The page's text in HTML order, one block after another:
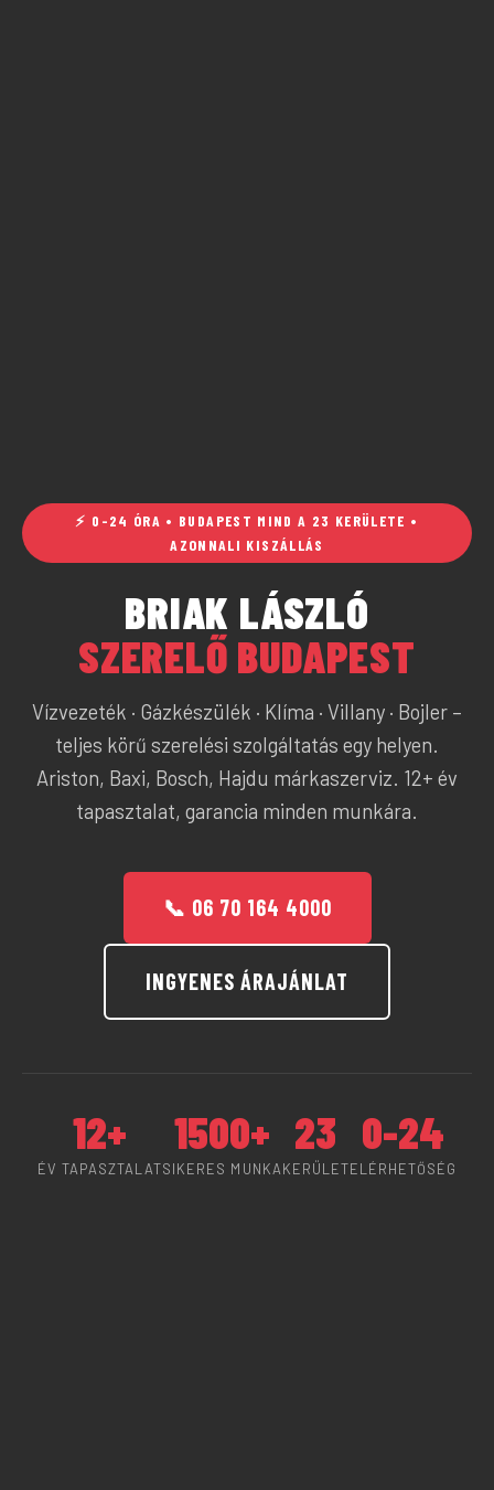
⚡ 0-24 ÓRA • BUDAPEST MIND A 23 KERÜLETE •
AZONNALI KISZÁLLÁS
BRIAK LÁSZLÓ
SZERELŐ BUDAPEST
Vízvezeték · Gázkészülék · Klíma · Villany · Bojler –
teljes körű szerelési szolgáltatás egy helyen.
Ariston, Baxi, Bosch, Hajdu márkaszerviz. 12+ év
tapasztalat, garancia minden munkára.
📞 06 70 164 4000
INGYENES ÁRAJÁNLAT
12+
ÉV TAPASZTALAT
1500+
SIKERES MUNKA
23
KERÜLET
0-24
ELÉRHETŐSÉG